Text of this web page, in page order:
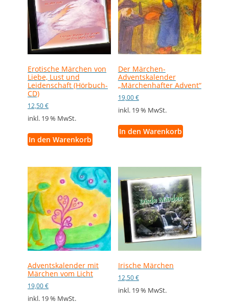
Erotische Märchen von
Liebe, Lust und
Leidenschaft (Hörbuch-
CD)
12,50€
inkl. 19 % MwSt.
In den Warenkorb
Der Märchen-
Adventskalender
„Märchenhafter Advent“
19,00€
inkl. 19 % MwSt.
In den Warenkorb
Adventskalender mit
Märchen vom Licht
19,00€
inkl. 19 % MwSt.
Irische Märchen
12,50€
inkl. 19 % MwSt.